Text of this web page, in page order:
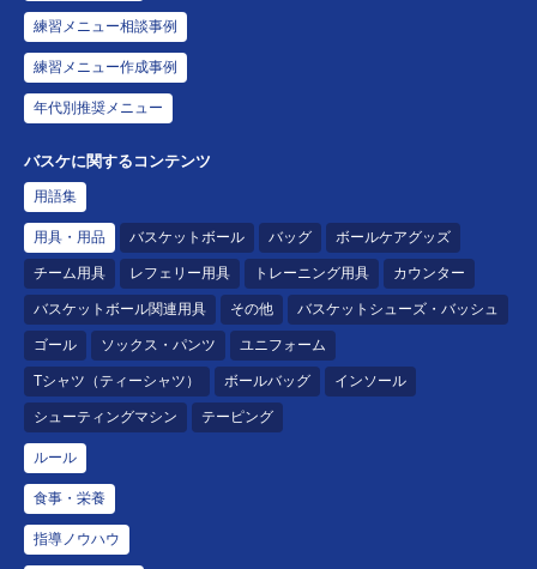
練習メニュー相談事例
練習メニュー作成事例
年代別推奨メニュー
バスケに関するコンテンツ
用語集
用具・用品 バスケットボール バッグ ボールケアグッズ
チーム用具 レフェリー用具 トレーニング用具 カウンター
バスケットボール関連用具 その他 バスケットシューズ・バッシュ
ゴール ソックス・パンツ ユニフォーム
Tシャツ（ティーシャツ） ボールバッグ インソール
シューティングマシン テーピング
ルール
食事・栄養
指導ノウハウ